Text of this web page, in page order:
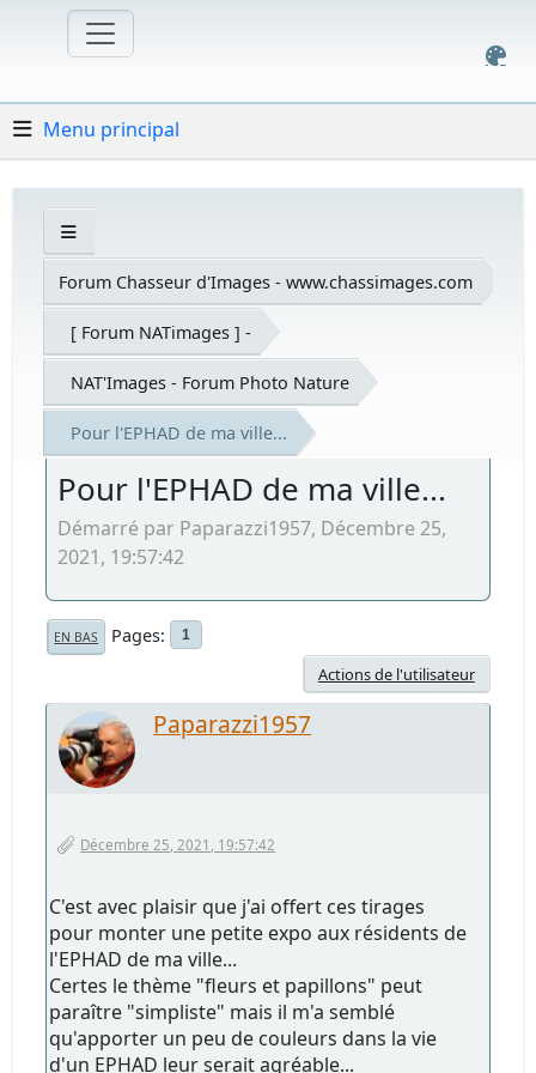
Menu principal
Forum Chasseur d'Images - www.chassimages.com
[ Forum NATimages ] -
NAT'Images - Forum Photo Nature
Pour l'EPHAD de ma ville...
Pour l'EPHAD de ma ville...
Démarré par Paparazzi1957, Décembre 25,
2021, 19:57:42
EN BAS Pages 1
Actions de l'utilisateur
Paparazzi1957
Décembre 25, 2021, 19:57:42
C'est avec plaisir que j'ai offert ces tirages
pour monter une petite expo aux résidents de
l'EPHAD de ma ville...
Certes le thème "fleurs et papillons" peut
paraître "simpliste" mais il m'a semblé
qu'apporter un peu de couleurs dans la vie
d'un EPHAD leur serait agréable...